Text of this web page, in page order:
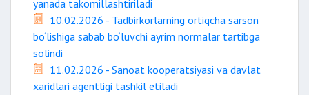
yanada takomillashtiriladi
10.02.2026 - Tadbirkorlarning ortiqcha sarson
bo‘lishiga sabab bo‘luvchi ayrim normalar tartibga
solindi
11.02.2026 - Sanoat kooperatsiyasi va davlat
xaridlari agentligi tashkil etiladi